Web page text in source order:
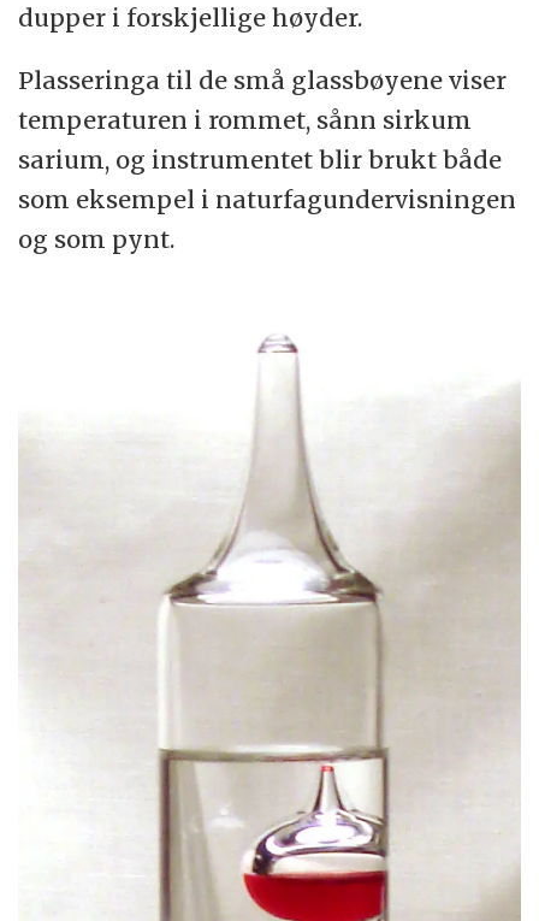
dupper i forskjellige høyder.
Plasseringa til de små glassbøyene viser
temperaturen i rommet, sånn sirkum
sarium, og instrumentet blir brukt både
som eksempel i naturfagundervisningen
og som pynt.